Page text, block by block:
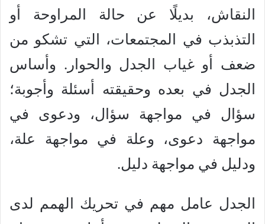
النقاش، بديلًا عن حالة المراوحة أو
التذبذب في المجتمعات، التي تشكو من
ضعف أو غياب الجدل والحوار. وأساس
الجدل في بعده وحقيقته أسئلة وأجوبة؛
سؤال في مواجهة سؤال، ودعوى في
مواجهة دعوى، وعلة في مواجهة علة،
ودليل في مواجهة دليل.
الجدل عامل مهم في تحريك الهمم لدى